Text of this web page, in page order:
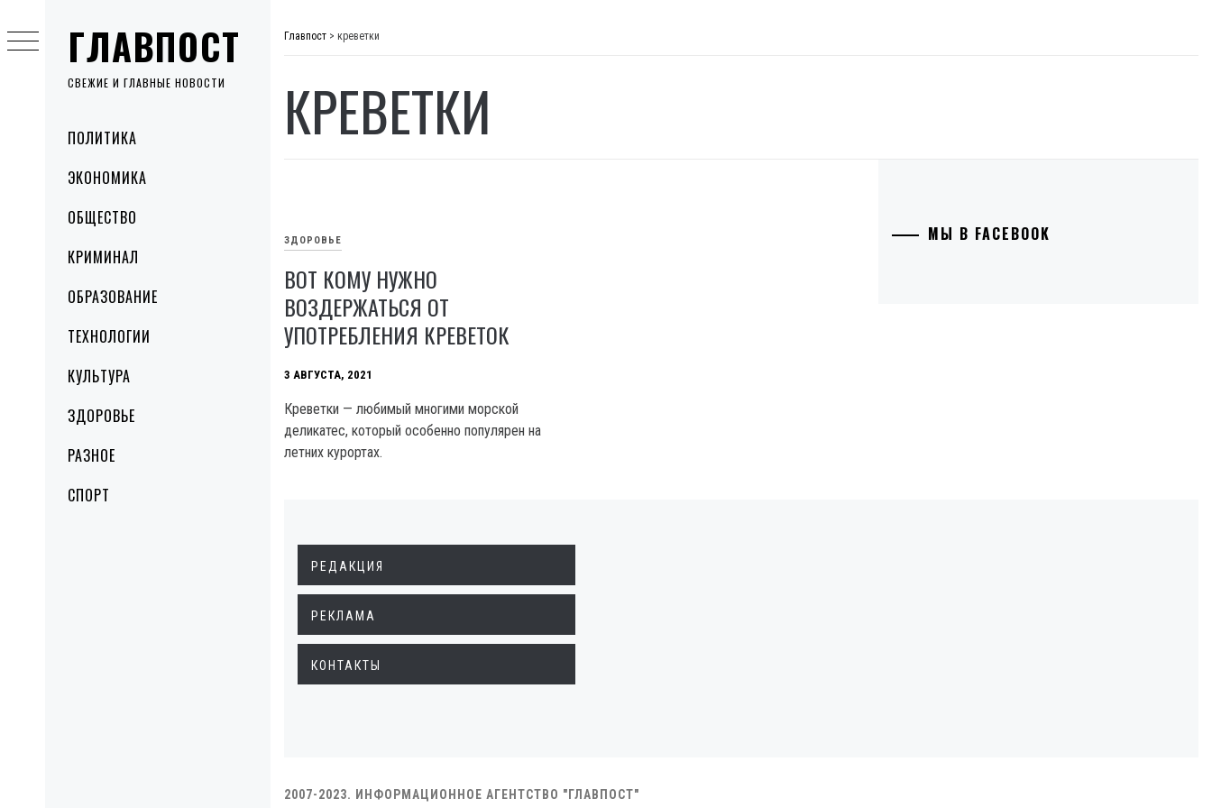
ГЛАВПОСТ
СВЕЖИЕ И ГЛАВНЫЕ НОВОСТИ
MenuПОЛИТИКА
ЭКОНОМИКА
ОБЩЕСТВО
КРИМИНАЛ
ОБРАЗОВАНИЕ
ТЕХНОЛОГИИ
КУЛЬТУРА
ЗДОРОВЬЕ
РАЗНОЕ
СПОРТ
to
content
Главпост > креветки
КРЕВЕТКИ
ЗДОРОВЬЕ
ВОТ КОМУ НУЖНО
ВОЗДЕРЖАТЬСЯ ОТ
УПОТРЕБЛЕНИЯ КРЕВЕТОК
3 АВГУСТА, 2021
Креветки — любимый многими морской
деликатес, который особенно популярен на
летних курортах.
МЫ В FACEBOOK
РЕДАКЦИЯ
РЕКЛАМА
КОНТАКТЫ
2007-2023. ИНФОРМАЦИОННОЕ АГЕНТСТВО "ГЛАВПОСТ"